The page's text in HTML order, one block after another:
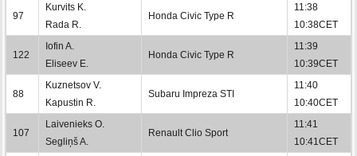
97
Kurvits K.
Rada R.
Honda Civic Type R
11:38
10:38CET
122
Iofin A.
Eliseev E.
Honda Civic Type R
11:39
10:39CET
88
Kuznetsov V.
Kapustin R.
Subaru Impreza STI
11:40
10:40CET
107
Laivenieks O.
Segliņš A.
Renault Clio Sport
11:41
10:41CET